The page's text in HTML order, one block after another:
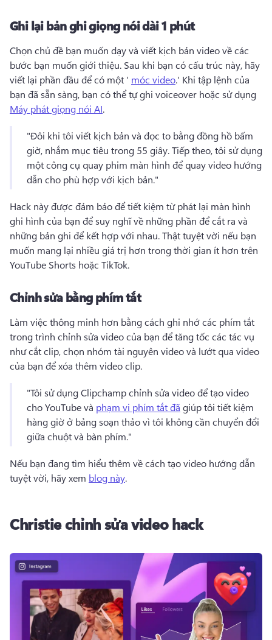
Ghi lại bản ghi giọng nói dài 1 phút
Chọn chủ đề bạn muốn dạy và viết kịch bản video về các
bước bạn muốn giới thiệu. Sau khi bạn có cấu trúc này, hãy
viết lại phần đầu để có một ' móc video.' Khi tập lệnh của
bạn đã sẵn sàng, bạn có thể tự ghi voiceover hoặc sử dụng
Máy phát giọng nói AI.
"Đôi khi tôi viết kịch bản và đọc to bằng đồng hồ bấm
giờ, nhắm mục tiêu trong 55 giây. Tiếp theo, tôi sử dụng
một công cụ quay phim màn hình để quay video hướng
dẫn cho phù hợp với kịch bản."
Hack này được đảm bảo để tiết kiệm từ phát lại màn hình
ghi hình của bạn để suy nghĩ về những phần để cắt ra và
những bản ghi để kết hợp với nhau. Thật tuyệt vời nếu bạn
muốn mang lại nhiều giá trị hơn trong thời gian ít hơn trên
YouTube Shorts hoặc TikTok.
Chỉnh sửa bằng phím tắt
Làm việc thông minh hơn bằng cách ghi nhớ các phím tắt
trong trình chỉnh sửa video của bạn để tăng tốc các tác vụ
như cắt clip, chọn nhóm tài nguyên video và lướt qua video
của bạn để xóa thêm video clip.
"Tôi sử dụng Clipchamp chỉnh sửa video để tạo video
cho YouTube và phạm vi phím tắt đã giúp tôi tiết kiệm
hàng giờ ở bảng soạn thảo vì tôi không cần chuyển đổi
giữa chuột và bàn phím."
Nếu bạn đang tìm hiểu thêm về cách tạo video hướng dẫn
tuyệt vời, hãy xem blog này.
Christie chỉnh sửa video hack